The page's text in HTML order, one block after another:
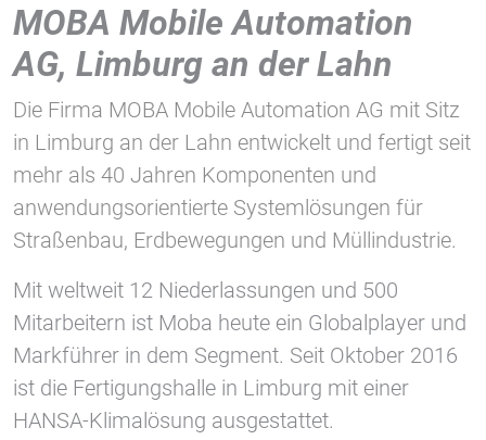
MOBA Mobile Automation
AG, Limburg an der Lahn
Die Firma MOBA Mobile Automation AG mit Sitz
in Limburg an der Lahn entwickelt und fertigt seit
mehr als 40 Jahren Komponenten und
anwendungsorientierte Systemlösungen für
Straßenbau, Erdbewegungen und Müllindustrie.
Mit weltweit 12 Niederlassungen und 500
Mitarbeitern ist Moba heute ein Globalplayer und
Markführer in dem Segment. Seit Oktober 2016
ist die Fertigungshalle in Limburg mit einer
HANSA-Klimalösung ausgestattet.
STATISTIK
Diese Informationen helfen uns zu verstehen, wie
unsere Besucher unsere Website nutzen.
Google Tag Manager und Google
Analytics
EXTERNE MEDIEN
Um Inhalte von Videoplattformen und Social Media
Plattformen anzeigen zu können, werden von
diesen externen Medien Cookies gesetzt.